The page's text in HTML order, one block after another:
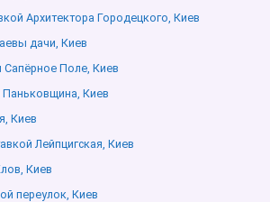
Архитектора Городецкого, Киев
дачи, Киев
Сапёрное Поле, Киев
Паньковщина, Киев
Киев
Лейпцигская, Киев
Киев
переулок, Киев